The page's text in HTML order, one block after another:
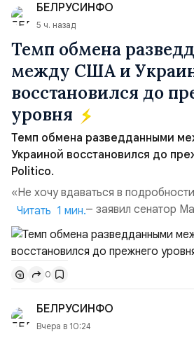
поглощений. Крупнейшей ...
БЕЛРУСИНФО
5 ч. назад
Темп обмена
между США и
восстановился до
уровня
Темп обмена разведданными
Украиной восстановился до
Politico.
«Не хочу вдаваться в
улучшилась», — заявил сенатор
высокопоставленный член
добавив, что использование
ракет большой дальности
удары вглубь российской
позиции.Сотрудничество со
ключом к позитивному пов...
Читать 1 мин.
0
БЕЛРУСИНФО
Вчера в 10:24